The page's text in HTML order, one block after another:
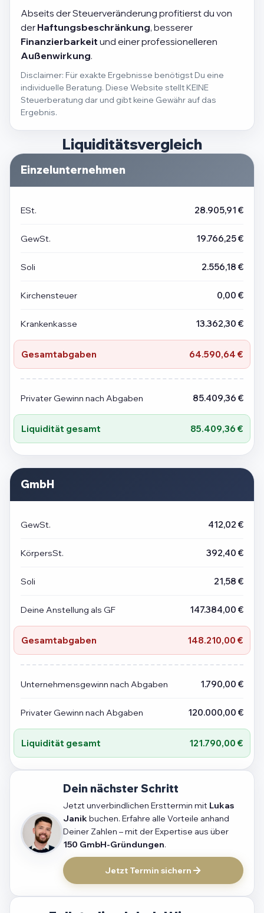
Abseits der Steuerveränderung profitierst du von
der Haftungsbeschränkung, besserer
Finanzierbarkeit und einer professionelleren
Außenwirkung.
Disclaimer: Für exakte Ergebnisse benötigst Du eine
individuelle Beratung. Diese Website stellt KEINE
Steuerberatung dar und gibt keine Gewähr auf das
Ergebnis.
Liquiditätsvergleich
Einzelunternehmen
ESt. 28.905,91 €
GewSt. 19.766,25 €
Soli 2.556,18 €
Kirchensteuer 0,00 €
Krankenkasse 13.362,30 €
Gesamtabgaben 64.590,64 €
Privater Gewinn nach Abgaben 85.409,36 €
Liquidität gesamt 85.409,36 €
GmbH
GewSt. 412,02 €
KörpersSt. 392,40 €
Soli 21,58 €
Deine Anstellung als GF 147.384,00 €
Gesamtabgaben 148.210,00 €
Unternehmensgewinn nach Abgaben 1.790,00 €
Privater Gewinn nach Abgaben 120.000,00 €
Liquidität gesamt 121.790,00 €
Dein nächster Schritt
Jetzt unverbindlichen Ersttermin mit Lukas
Janikbuchen. Erfahre alle Vorteile anhand
Deiner Zahlen – mit der Expertise aus über
150 GmbH-Gründungen.
Jetzt Termin sichern